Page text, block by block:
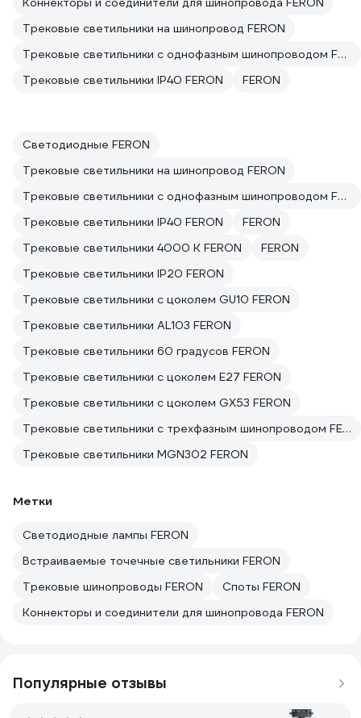
Трековые светильники на шинопровод FERON
Трековые светильники с однофазным шинопроводом FERON
Трековые светильники IP40 FERON
FERON
Светодиодные FERON
Трековые светильники на шинопровод FERON
Трековые светильники с однофазным шинопроводом FERON
Трековые светильники IP40 FERON
FERON
Трековые светильники 4000 К FERON
FERON
Трековые светильники IP20 FERON
Трековые светильники с цоколем GU10 FERON
Трековые светильники AL103 FERON
Трековые светильники 60 градусов FERON
Трековые светильники с цоколем E27 FERON
Трековые светильники с цоколем GX53 FERON
Трековые светильники с трехфазным шинопроводом FERON
Трековые светильники MGN302 FERON
Метки
Светодиодные лампы FERON
Встраиваемые точечные светильники FERON
Трековые шинопроводы FERON
Споты FERON
Коннекторы и соединители для шинопровода FERON
Популярные отзывы